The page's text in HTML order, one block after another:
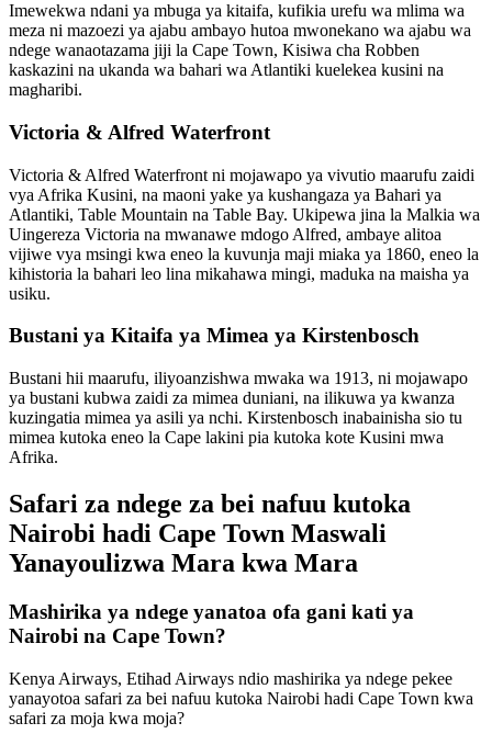
Imewekwa ndani ya mbuga ya kitaifa, kufikia urefu wa mlima wa
meza ni mazoezi ya ajabu ambayo hutoa mwonekano wa ajabu wa
ndege wanaotazama jiji la Cape Town, Kisiwa cha Robben
kaskazini na ukanda wa bahari wa Atlantiki kuelekea kusini na
magharibi.
Victoria & Alfred Waterfront
Victoria & Alfred Waterfront ni mojawapo ya vivutio maarufu zaidi
vya Afrika Kusini, na maoni yake ya kushangaza ya Bahari ya
Atlantiki, Table Mountain na Table Bay. Ukipewa jina la Malkia wa
Uingereza Victoria na mwanawe mdogo Alfred, ambaye alitoa
vijiwe vya msingi kwa eneo la kuvunja maji miaka ya 1860, eneo la
kihistoria la bahari leo lina mikahawa mingi, maduka na maisha ya
usiku.
Bustani ya Kitaifa ya Mimea ya Kirstenbosch
Bustani hii maarufu, iliyoanzishwa mwaka wa 1913, ni mojawapo
ya bustani kubwa zaidi za mimea duniani, na ilikuwa ya kwanza
kuzingatia mimea ya asili ya nchi. Kirstenbosch inabainisha sio tu
mimea kutoka eneo la Cape lakini pia kutoka kote Kusini mwa
Afrika.
Safari za ndege za bei nafuu kutoka
Nairobi hadi Cape Town Maswali
Yanayoulizwa Mara kwa Mara
Mashirika ya ndege yanatoa ofa gani kati ya
Nairobi na Cape Town?
Kenya Airways, Etihad Airways ndio mashirika ya ndege pekee
yanayotoa safari za bei nafuu kutoka Nairobi hadi Cape Town kwa
safari za moja kwa moja?